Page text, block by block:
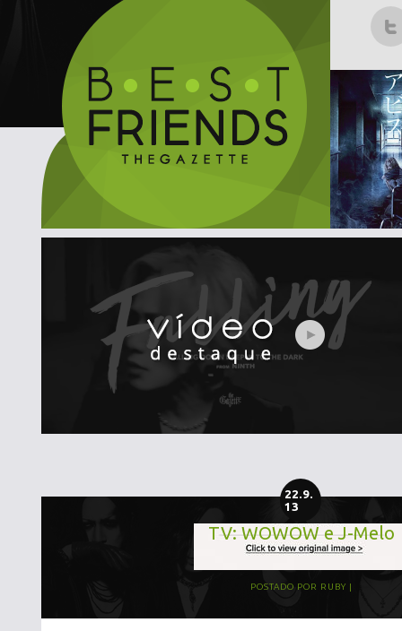
22.9.
13
TV: WOWOW e J-Melo
POSTADO POR RUBY